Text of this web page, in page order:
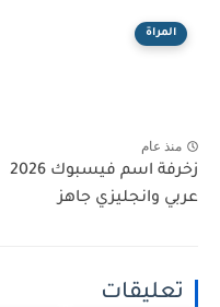
المراة
منذ عام
زخرفة اسم فيسبوك 2026
عربي وانجليزي جاهز
تعليقات